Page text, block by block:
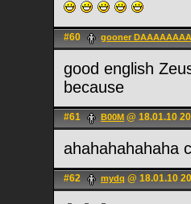
#60 gooner
good english
because
#61 B00M @ 18.01.10
ahahahahahaha
#62 mydq @ 18.01.10